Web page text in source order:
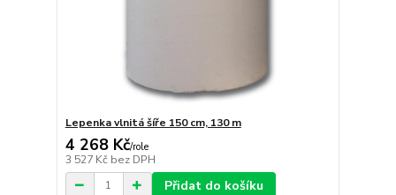
Lepenka vlnitá šíře 150 cm, 130 m
4 268 Kč/role
3 527 Kč bez DPH
Přidat do košíku